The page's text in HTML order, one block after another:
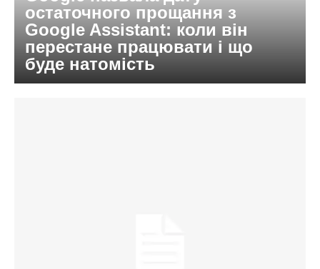
остаточного прощання з
Google Assistant: коли він
перестане працювати і що
буде натомість